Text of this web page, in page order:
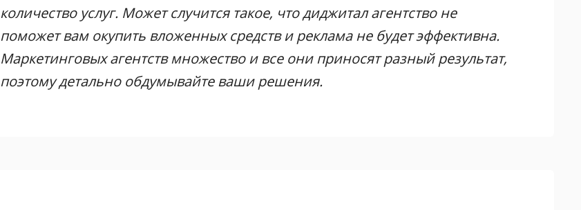
количество услуг. Может случится такое, что диджитал агентство не
поможет вам окупить вложенных средств и реклама не будет эффективна.
Маркетинговых агентств множество и все они приносят разный результат,
поэтому детально обдумывайте ваши решения.